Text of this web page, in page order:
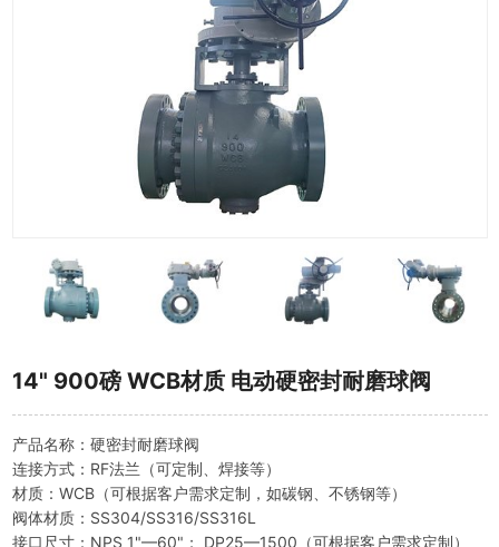
14" 900磅 WCB材质 电动硬密封耐磨球阀
产品名称：硬密封耐磨球阀
连接方式：RF法兰（可定制、焊接等）
材质：WCB（可根据客户需求定制，如碳钢、不锈钢等）
阀体材质：SS304/SS316/SS316L
接口尺寸：NPS 1"—60"； DP25—1500（可根据客户需求定制）